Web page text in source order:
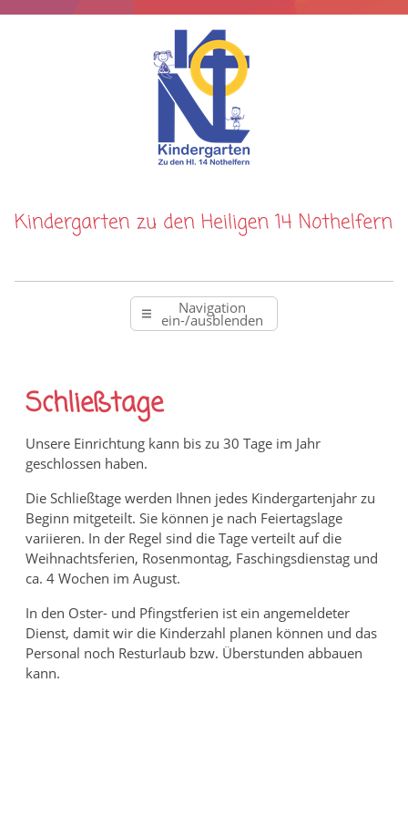
Navigation
ein-/ausblenden
Schließtage
Unsere Einrichtung kann bis zu 30 Tage im Jahr
geschlossen haben.
Die Schließtage werden Ihnen jedes Kindergartenjahr zu
Beginn mitgeteilt. Sie können je nach Feiertagslage
variieren. In der Regel sind die Tage verteilt auf die
Weihnachtsferien, Rosenmontag, Faschingsdienstag und
ca. 4 Wochen im August.
In den Oster- und Pfingstferien ist ein angemeldeter
Dienst, damit wir die Kinderzahl planen können und das
Personal noch Resturlaub bzw. Überstunden abbauen
kann.